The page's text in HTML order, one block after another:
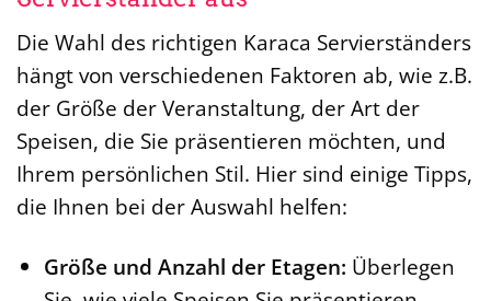
Die Wahl des richtigen Karaca Servierständers
hängt von verschiedenen Faktoren ab, wie z.B.
der Größe der Veranstaltung, der Art der
Speisen, die Sie präsentieren möchten, und
Ihrem persönlichen Stil. Hier sind einige Tipps,
die Ihnen bei der Auswahl helfen:
Größe und Anzahl der Etagen: Überlegen